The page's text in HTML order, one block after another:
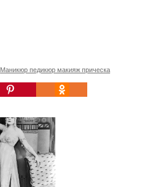
Маникюр педикюр макияж прическа